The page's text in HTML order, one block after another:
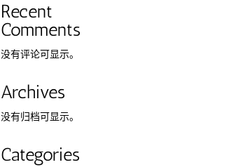
Recent
Comments
没有评论可显示。
Archives
没有归档可显示。
Categories